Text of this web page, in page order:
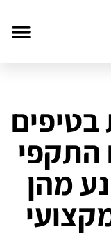
בטיפים
התקפי
מהן